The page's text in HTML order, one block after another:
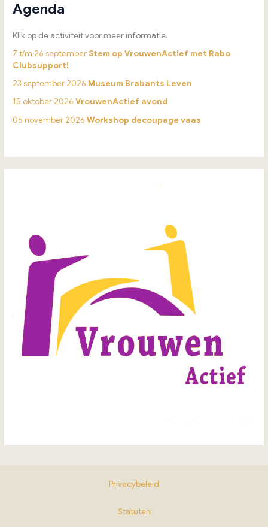
Agenda
Klik op de activiteit voor meer informatie.
7 t/m 26 septemberStem op VrouwenActief met Rabo
Clubsupport!
23 september 2026 Museum Brabants Leven
15 oktober 2026VrouwenActief avond
05 november 2026Workshop decoupage vaas
Privacybeleid
Statuten